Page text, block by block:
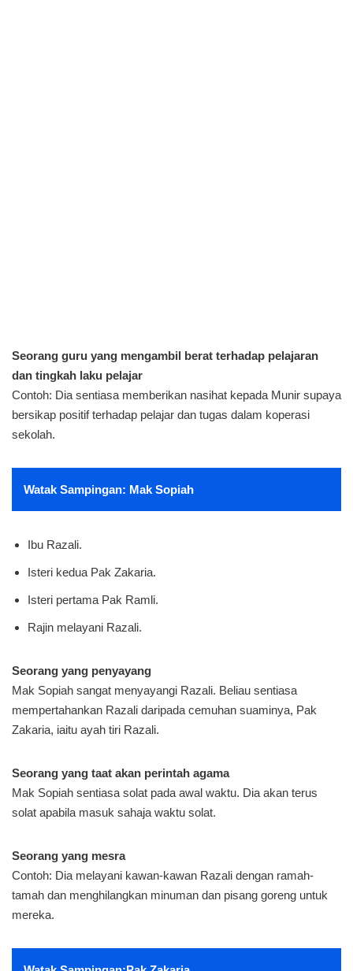
Seorang guru yang mengambil berat terhadap pelajaran
dan tingkah laku pelajar
Contoh: Dia sentiasa memberikan nasihat kepada Munir supaya
bersikap positif terhadap pelajar dan tugas dalam koperasi
sekolah.
Watak Sampingan: Mak Sopiah
Ibu Razali.
Isteri kedua Pak Zakaria.
Isteri pertama Pak Ramli.
Rajin melayani Razali.
Seorang yang penyayang
Mak Sopiah sangat menyayangi Razali. Beliau sentiasa
mempertahankan Razali daripada cemuhan suaminya, Pak
Zakaria, iaitu ayah tiri Razali.
Seorang yang taat akan perintah agama
Mak Sopiah sentiasa solat pada awal waktu. Dia akan terus
solat apabila masuk sahaja waktu solat.
Seorang yang mesra
Contoh: Dia melayani kawan-kawan Razali dengan ramah-
tamah dan menghilangkan minuman dan pisang goreng untuk
mereka.